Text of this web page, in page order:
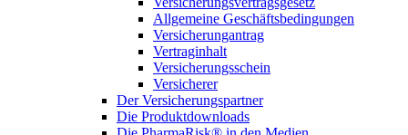
Allgemeine Geschäftsbedingungen
Versicherungantrag
Vertraginhalt
Versicherungsschein
Versicherer
Der Versicherungspartner
Die Produktdownloads